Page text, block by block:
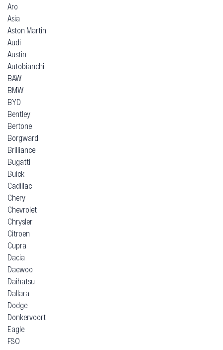
Aro
Asia
Aston Martin
Audi
Austin
Autobianchi
BAW
BMW
BYD
Bentley
Bertone
Borgward
Brilliance
Bugatti
Buick
Cadillac
Chery
Chevrolet
Chrysler
Citroen
Cupra
Dacia
Daewoo
Daihatsu
Dallara
Dodge
Donkervoort
Eagle
FSO